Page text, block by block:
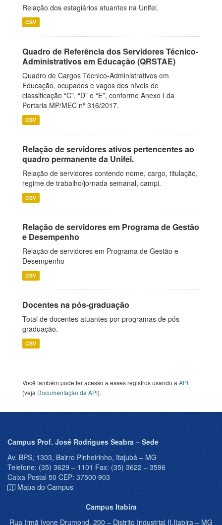
Relação dos estagiários atuantes na Unifei.
CSV
Quadro de Referência dos Servidores Técnico-
Administrativos em Educação (QRSTAE)
Quadro de Cargos Técnico-Administrativos em
Educação, ocupados e vagos dos níveis de
classificação “C”, “D” e “E”, conforme Anexo I da
Portaria MP/MEC nº 316/2017.
CSV
Relação de servidores ativos pertencentes ao
quadro permanente da Unifei.
Relação de servidores contendo nome, cargo, titulação,
regime de trabalho/jornada semanal, campi.
CSV
Relação de servidores em Programa de Gestão
e Desempenho
Relação de servidores em Programa de Gestão e
Desempenho
CSV
Docentes na pós-graduação
Total de docentes atuantes por programas de pós-
graduação.
CSV
Você também pode ter acesso a esses registros usando a API
(veja Documentação da API).
Campus Prof. José Rodrigues Seabra – Sede
Av. BPS, 1303, Bairro Pinheirinho, Itajubá – MG
Telefone: (35) 3629 – 1101 Fax: (35) 3622 – 3596
Caixa Postal 50 CEP: 37500 903
Mapa do Campus
Campus Itabira
Rua Irmã Ivone Drumond, 200 – Distrito Industrial II,Itabira – MG